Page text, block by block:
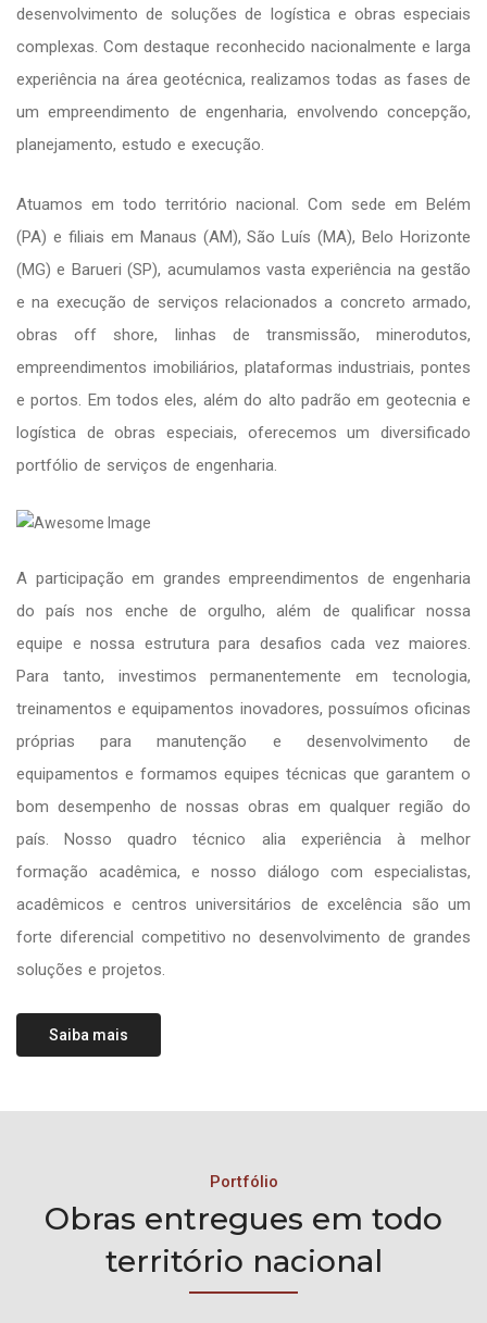
desenvolvimento de soluções de logística e obras especiais
complexas. Com destaque reconhecido nacionalmente e larga
experiência na área geotécnica, realizamos todas as fases de
um empreendimento de engenharia, envolvendo concepção,
planejamento, estudo e execução.
Atuamos em todo território nacional. Com sede em Belém
(PA) e filiais em Manaus (AM), São Luís (MA), Belo Horizonte
(MG) e Barueri (SP), acumulamos vasta experiência na gestão
e na execução de serviços relacionados a concreto armado,
obras off shore, linhas de transmissão, minerodutos,
empreendimentos imobiliários, plataformas industriais, pontes
e portos. Em todos eles, além do alto padrão em geotecnia e
logística de obras especiais, oferecemos um diversificado
portfólio de serviços de engenharia.
A participação em grandes empreendimentos de engenharia
do país nos enche de orgulho, além de qualificar nossa
equipe e nossa estrutura para desafios cada vez maiores.
Para tanto, investimos permanentemente em tecnologia,
treinamentos e equipamentos inovadores, possuímos oficinas
próprias para manutenção e desenvolvimento de
equipamentos e formamos equipes técnicas que garantem o
bom desempenho de nossas obras em qualquer região do
país. Nosso quadro técnico alia experiência à melhor
formação acadêmica, e nosso diálogo com especialistas,
acadêmicos e centros universitários de excelência são um
forte diferencial competitivo no desenvolvimento de grandes
soluções e projetos.
Saiba mais
Portfólio
Obras entregues em todo
território nacional